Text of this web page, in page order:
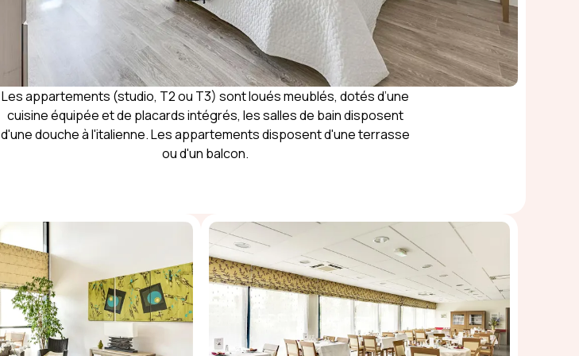
Les appartements (studio, T2 ou T3) sont loués meublés, dotés d’une
cuisine équipée et de placards intégrés, les salles de bain disposent
d'une douche à l'italienne. Les appartements disposent d'une terrasse
ou d'un balcon.